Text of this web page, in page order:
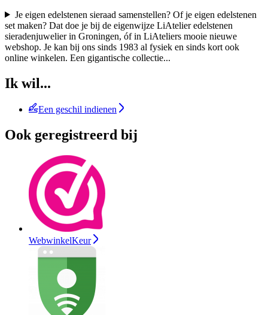
Je eigen edelstenen sieraad samenstellen? Of je eigen edelstenen
set maken? Dat doe je bij de eigenwijze LiAtelier edelstenen
sieradenjuwelier in Groningen, óf in LiAteliers mooie nieuwe
webshop. Je kan bij ons sinds 1983 al fysiek en sinds kort ook
online winkelen. Een gigantische collectie...
Ik wil...
Een geschil indienen
Ook geregistreerd bij
WebwinkelKeur